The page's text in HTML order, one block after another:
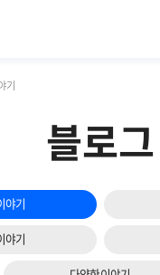
기
블로그
야기
야기